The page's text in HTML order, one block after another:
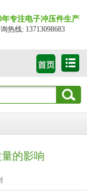
年专注电子冲压件生产
热线: 13713098683
的影响